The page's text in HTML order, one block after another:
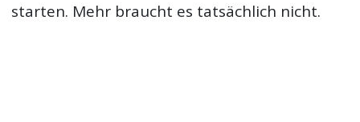
starten. Mehr braucht es tatsächlich nicht.